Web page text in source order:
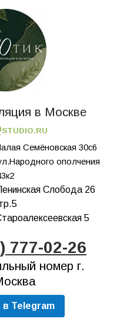
в Москве
STUDIO.RU
Семёновская 30с6
ополчения
Слобода 26
5
777-02-26
номер г.
в Telegram